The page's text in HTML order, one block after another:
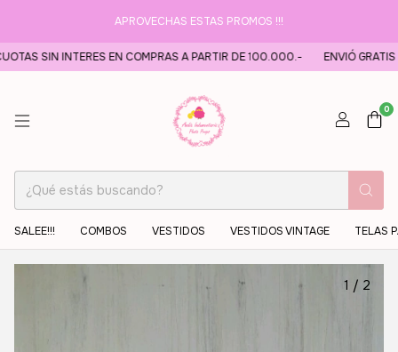
APROVECHAS ESTAS PROMOS !!!
SIN INTERES EN COMPRAS A PARTIR DE 100.000.- ENVIÓ GRATIS A
0
SALEE!!! COMBOS VESTIDOS VESTIDOS VINTAGE TELAS
1 / 2